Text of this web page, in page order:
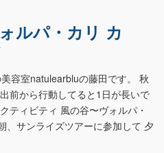
ルパ・カリ カ
容室natulearbluの藤田です。 秋
前から行動してると1日が長いで
ティビティ 風の谷〜ヴォルパ・
、サンライズツアーに参加して 夕